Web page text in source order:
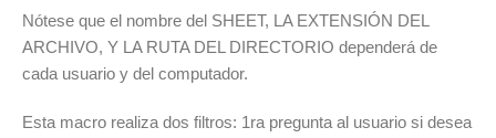
Nótese que el nombre del SHEET, LA EXTENSIÓN DEL
ARCHIVO, Y LA RUTA DEL DIRECTORIO dependerá de
cada usuario y del computador.
Esta macro realiza dos filtros: 1ra pregunta al usuario si desea